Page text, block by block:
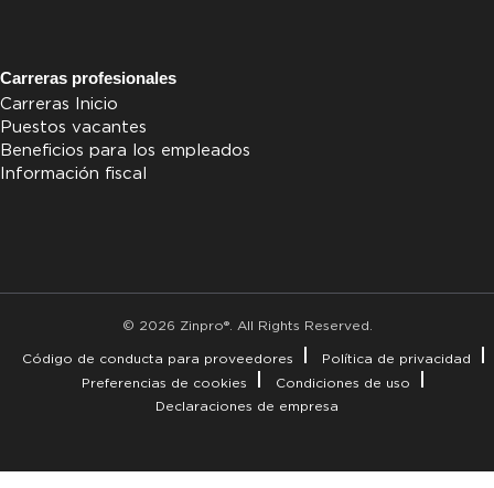
Carreras profesionales
Carreras Inicio
Puestos vacantes
Beneficios para los empleados
Información fiscal
© 2026 Zinpro®. All Rights Reserved.
Código de conducta para proveedores
Política de privacidad
Preferencias de cookies
Condiciones de uso
Declaraciones de empresa